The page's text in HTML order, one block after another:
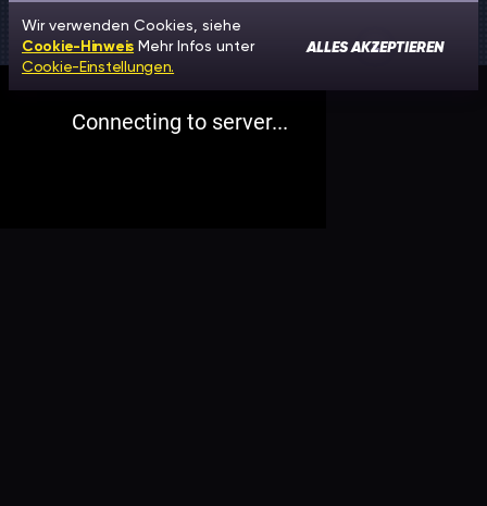
Wir verwenden Cookies, siehe
Cookie-Hinweis Mehr Infos unter
Cookie-Einstellungen.
ALLES AKZEPTIEREN